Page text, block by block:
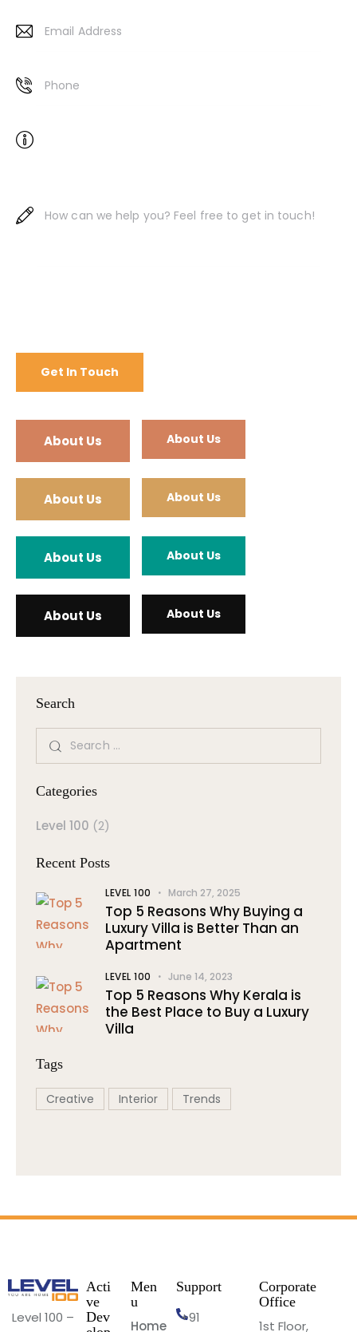
About Us About Us
About Us About Us
About Us About Us
About Us About Us
Search
Categories
Level 100 (2)
Recent Posts
LEVEL 100 March 27, 2025
Top 5 Reasons Why Buying a
Luxury Villa is Better Than an
Apartment
LEVEL 100 June 14, 2023
Top 5 Reasons Why Kerala is
the Best Place to Buy a Luxury
Villa
Tags
Creative Interior Trends
Level 100 –
Acti
ve
Dev
Men
u
Home
Support
+91
Corporate
Office
1st Floor,